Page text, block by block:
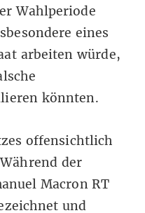
Wahlperiode
eines
arbeiten würde,
könnten.
offensichtlich
der
Macron RT
und